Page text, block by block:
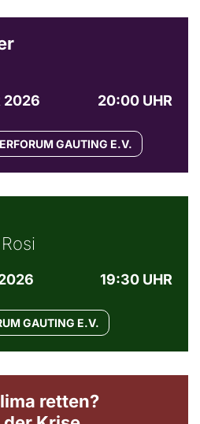
2026
20:00 UHR
GAUTING E.V.
19:30 UHR
GAUTING E.V.
retten?